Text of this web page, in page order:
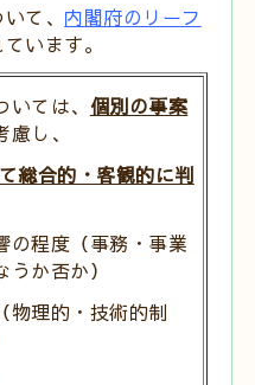
て、 内閣府のリーフ
います。
ては、 個別の事案
し、
総合的・客観的に判
程度（事務・事業
か否か）
理的・技術的制